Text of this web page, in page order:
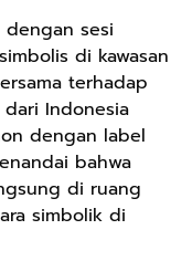
dengan sesi
di kawasan
terhadap
Indonesia
dengan label
bahwa
di ruang
simbolik di